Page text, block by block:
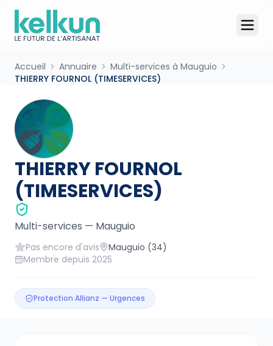
Accueil Annuaire
Multi-services à Mauguio
THIERRY FOURNOL (TIMESERVICES)
THIERRY FOURNOL
(TIMESERVICES)
Multi-services — Mauguio
Pas encore d'avis Mauguio (34)
Membre depuis 2025
Protection Allianz — Urgences